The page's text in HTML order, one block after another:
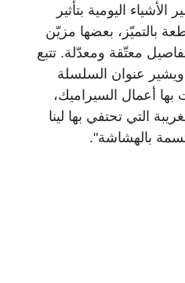
الأشياء اليومية بتأثير
بالتميّز، بعضها مزيّن
معتّقة ومعدّلة. تتبع
عنوان السلسلة
بها أعمال السيراميك،
التي تحتفي بها لينا
بالهشاشة".